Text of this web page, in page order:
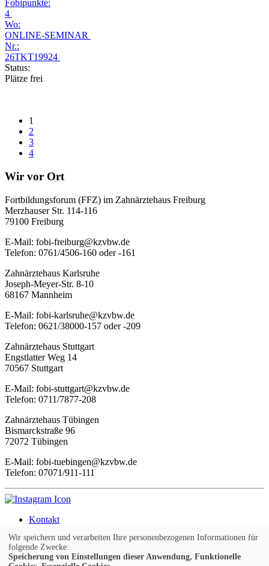
Fobipunkte:
4
Wo:
ONLINE-SEMINAR
Nr.:
26TKT19924
Status:
Plätze frei
1
2
3
4
Wir vor Ort
Fortbildungsforum (FFZ) im Zahnärztehaus Freiburg
Merzhauser Str. 114-116
79100 Freiburg
E-Mail: fobi-freiburg@kzvbw.de
Telefon: 0761/4506-160 oder -161
Zahnärztehaus Karlsruhe
Joseph-Meyer-Str. 8-10
68167 Mannheim
E-Mail: fobi-karlsruhe@kzvbw.de
Telefon: 0621/38000-157 oder -209
Zahnärztehaus Stuttgart
Engstlatter Weg 14
70567 Stuttgart
E-Mail: fobi-stuttgart@kzvbw.de
Telefon: 0711/7877-208
Zahnärztehaus Tübingen
Bismarckstraße 96
72072 Tübingen
E-Mail: fobi-tuebingen@kzvbw.de
Telefon: 07071/911-111
Kontakt
AGB
Widerruf
Datenschutzerklärung
Wir speichern und verarbeiten Ihre personenbezogenen Informationen für
folgende Zwecke:
Speicherung von Einstellungen dieser Anwendung, Funktionelle